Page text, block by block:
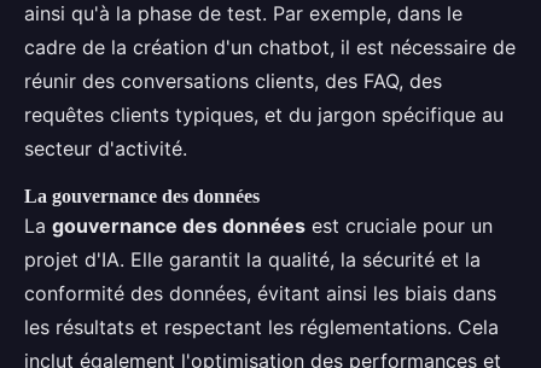
ainsi qu'à la phase de test. Par exemple, dans le
cadre de la création d'un chatbot, il est nécessaire de
réunir des conversations clients, des FAQ, des
requêtes clients typiques, et du jargon spécifique au
secteur d'activité.
La gouvernance des données
La gouvernance des données est cruciale pour un
projet d'IA. Elle garantit la qualité, la sécurité et la
conformité des données, évitant ainsi les biais dans
les résultats et respectant les réglementations. Cela
inclut également l'optimisation des performances et